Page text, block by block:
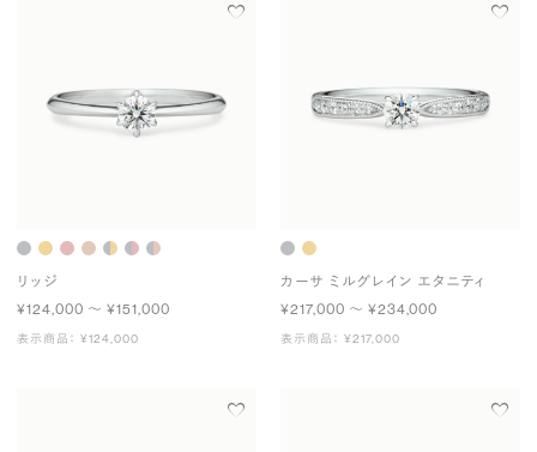
リッジ
¥124,000 〜 ¥151,000
表示商品： ¥124,000
カーサ ミルグレイン エタニティ
¥217,000 〜 ¥234,000
表示商品： ¥217,000